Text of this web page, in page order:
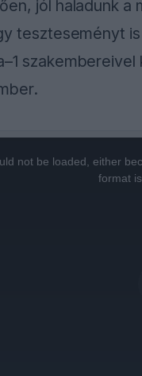
jól haladunk a
teszteseményt
not be loaded, either
format